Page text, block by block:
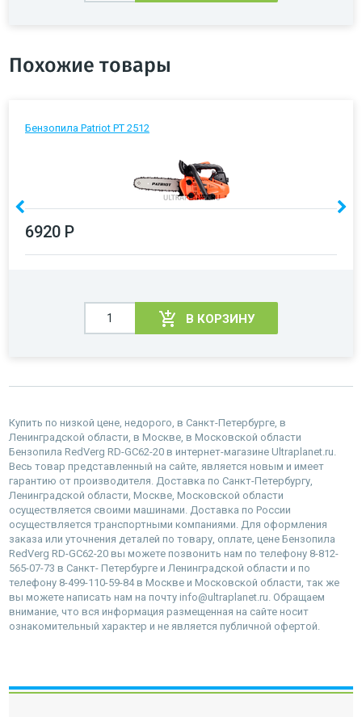
Похожие товары
Бензопила Patriot PT 2512
6920 Р
В КОРЗИНУ
Купить по низкой цене, недорого, в Санкт-Петербурге, в
Ленинградской области, в Москве, в Московской области
Бензопила RedVerg RD-GC62-20 в интернет-магазине Ultraplanet.ru.
Весь товар представленный на сайте, является новым и имеет
гарантию от производителя. Доставка по Санкт-Петербургу,
Ленинградской области, Москве, Московской области
осуществляется своими машинами. Доставка по России
осуществляется транспортными компаниями. Для оформления
заказа или уточнения деталей по товару, оплате, цене Бензопила
RedVerg RD-GC62-20 вы можете позвонить нам по телефону 8-812-
565-07-73 в Санкт- Петербурге и Ленинградской области и по
телефону 8-499-110-59-84 в Москве и Московской области, так же
вы можете написать нам на почту info@ultraplanet.ru. Обращаем
внимание, что вся информация размещенная на сайте носит
ознакомительный характер и не является публичной офертой.
наверх